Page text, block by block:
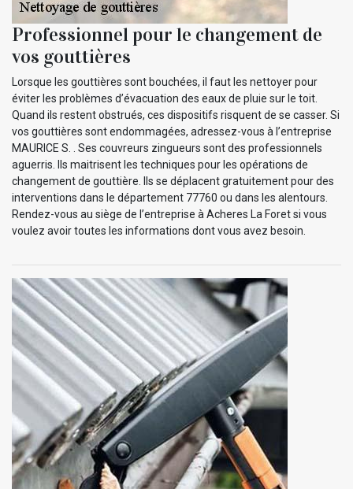
Professionnel pour le changement de
vos gouttières
Lorsque les gouttières sont bouchées, il faut les nettoyer pour
éviter les problèmes d’évacuation des eaux de pluie sur le toit.
Quand ils restent obstrués, ces dispositifs risquent de se casser. Si
vos gouttières sont endommagées, adressez-vous à l’entreprise
MAURICE S. . Ses couvreurs zingueurs sont des professionnels
aguerris. Ils maitrisent les techniques pour les opérations de
changement de gouttière. Ils se déplacent gratuitement pour des
interventions dans le département 77760 ou dans les alentours.
Rendez-vous au siège de l’entreprise à Acheres La Foret si vous
voulez avoir toutes les informations dont vous avez besoin.